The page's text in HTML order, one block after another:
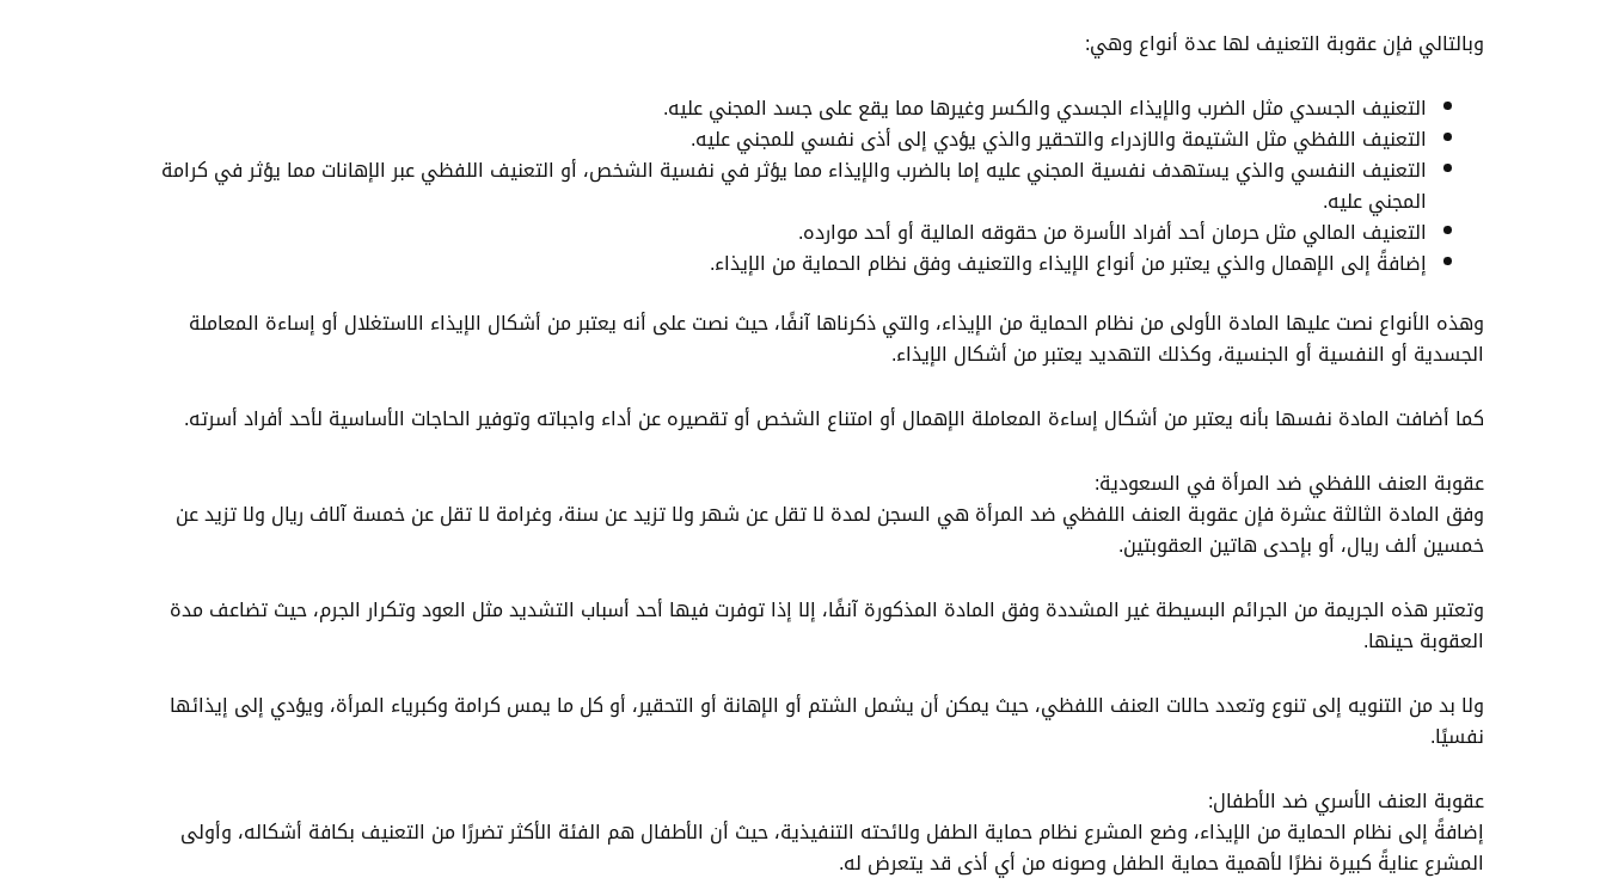
وبالتالي فإن عقوبة التعنيف لها عدة أنواع وهي:
التعنيف الجسدي مثل الضرب والإيذاء الجسدي والكسر وغيرها مما يقع على جسد المجني عليه.
التعنيف اللفظي مثل الشتيمة والازدراء والتحقير والذي يؤدي إلى أذى نفسي للمجني عليه.
التعنيف النفسي والذي يستهدف نفسية المجني عليه إما بالضرب والإيذاء مما يؤثر في نفسية الشخص، أو التعنيف اللفظي عبر الإهانات مما يؤثر في كرامة
المجني عليه.
التعنيف المالي مثل حرمان أحد أفراد الأسرة من حقوقه المالية أو أحد موارده.
إضافةً إلى الإهمال والذي يعتبر من أنواع الإيذاء والتعنيف وفق نظام الحماية من الإيذاء.
وهذه الأنواع نصت عليها المادة الأولى من نظام الحماية من الإيذاء، والتي ذكرناها آنفًا، حيث نصت على أنه يعتبر من أشكال الإيذاء الاستغلال أو إساءة المعاملة
الجسدية أو النفسية أو الجنسية، وكذلك التهديد يعتبر من أشكال الإيذاء.
كما أضافت المادة نفسها بأنه يعتبر من أشكال إساءة المعاملة الإهمال أو امتناع الشخص أو تقصيره عن أداء واجباته وتوفير الحاجات الأساسية لأحد أفراد أسرته.
عقوبة العنف اللفظي ضد المرأة في السعودية:
وفق المادة الثالثة عشرة فإن عقوبة العنف اللفظي ضد المرأة هي السجن لمدة لا تقل عن شهر ولا تزيد عن سنة، وغرامة لا تقل عن خمسة آلاف ريال ولا تزيد عن
خمسين ألف ريال، أو بإحدى هاتين العقوبتين.
وتعتبر هذه الجريمة من الجرائم البسيطة غير المشددة وفق المادة المذكورة آنفًا، إلا إذا توفرت فيها أحد أسباب التشديد مثل العود وتكرار الجرم، حيث تضاعف مدة
العقوبة حينها.
ولا بد من التنويه إلى تنوع وتعدد حالات العنف اللفظي، حيث يمكن أن يشمل الشتم أو الإهانة أو التحقير، أو كل ما يمس كرامة وكبرياء المرأة، ويؤدي إلى إيذائها
نفسيًا.
عقوبة العنف الأسري ضد الأطفال:
إضافةً إلى نظام الحماية من الإيذاء، وضع المشرع نظام حماية الطفل ولائحته التنفيذية، حيث أن الأطفال هم الفئة الأكثر تضررًا من التعنيف بكافة أشكاله، وأولى
المشرع عنايةً كبيرة نظرًا لأهمية حماية الطفل وصونه من أي أذى قد يتعرض له.